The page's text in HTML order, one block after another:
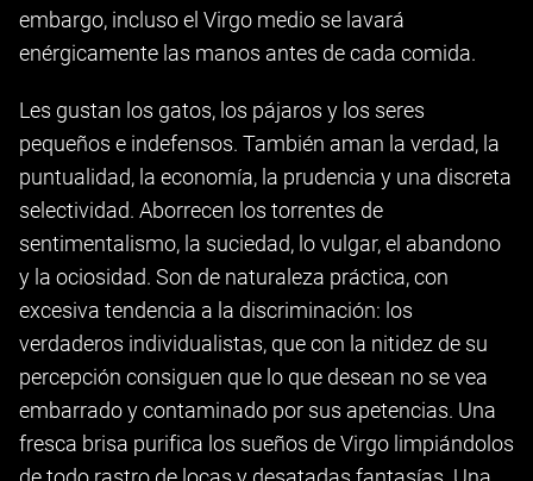
embargo, incluso el Virgo medio se lavará
enérgicamente las manos antes de cada comida.
Les gustan los gatos, los pájaros y los seres
pequeños e indefensos. También aman la verdad, la
puntualidad, la economía, la prudencia y una discreta
selectividad. Aborrecen los torrentes de
sentimentalismo, la suciedad, lo vulgar, el abandono
y la ociosidad. Son de naturaleza práctica, con
excesiva tendencia a la discriminación: los
verdaderos individualistas, que con la nitidez de su
percepción consiguen que lo que desean no se vea
embarrado y contaminado por sus apetencias. Una
fresca brisa purifica los sueños de Virgo limpiándolos